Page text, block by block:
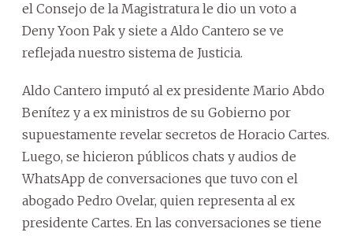
el Consejo de la Magistratura le dio un voto a
Deny Yoon Pak y siete a Aldo Cantero se ve
reflejada nuestro sistema de Justicia.
Aldo Cantero imputó al ex presidente Mario Abdo
Benítez y a ex ministros de su Gobierno por
supuestamente revelar secretos de Horacio Cartes.
Luego, se hicieron públicos chats y audios de
WhatsApp de conversaciones que tuvo con el
abogado Pedro Ovelar, quien representa al ex
presidente Cartes. En las conversaciones se tiene